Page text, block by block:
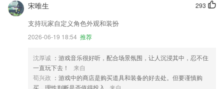
293
宋唯生
支持玩家自定义角色外观和装扮
2026-06-19 18:54 推荐
沈厚诚 ：游戏音乐很好听，配合场景氛围，让人沉浸其中，忍不住
一直玩下去！
来自
荀兴政 ：游戏中的商店是购买道具和装备的好去处。但要谨慎购
买，理性判断是否值得投入
来自